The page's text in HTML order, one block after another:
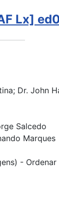
Lx]
Dr. John
Salcedo
Marques
-